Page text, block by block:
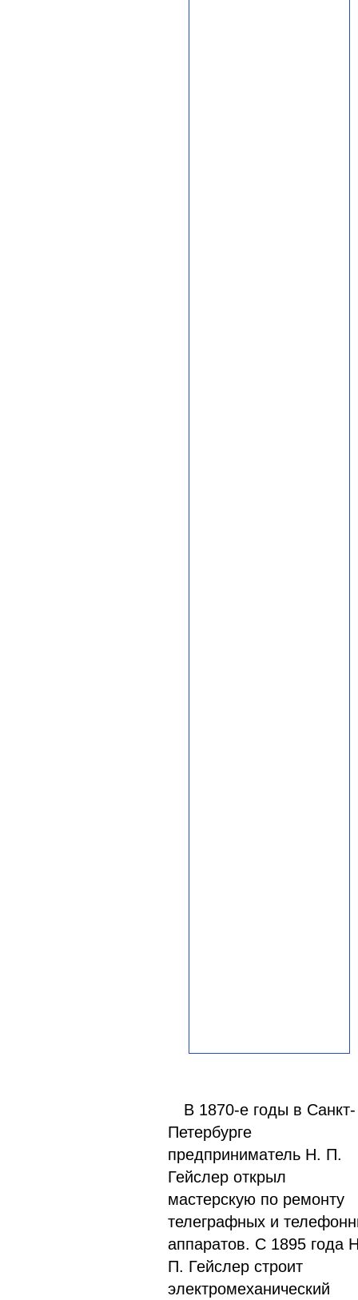
В 1870-е годы в Санкт-
Петербурге
предприниматель Н. П.
Гейслер открыл
мастерскую по ремонту
телеграфных и
аппаратов. С 1895 года
П. Гейслер строит
электромеханический